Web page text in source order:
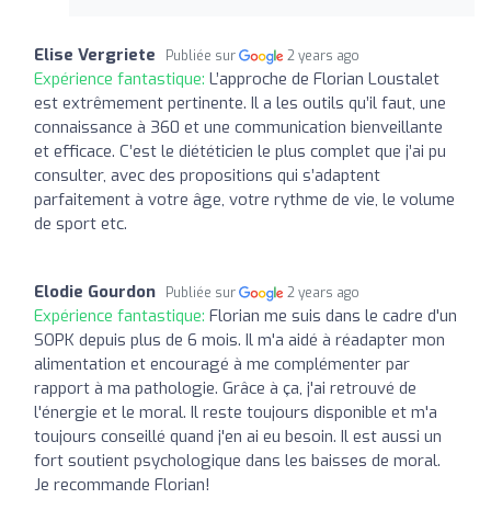
Elise Vergriete Publiée sur 2 years ago
Expérience fantastique: L’approche de Florian Loustalet
est extrêmement pertinente. Il a les outils qu’il faut, une
connaissance à 360 et une communication bienveillante
et efficace. C’est le diététicien le plus complet que j’ai pu
consulter, avec des propositions qui s’adaptent
parfaitement à votre âge, votre rythme de vie, le volume
de sport etc.
Elodie Gourdon Publiée sur 2 years ago
Expérience fantastique: Florian me suis dans le cadre d'un
SOPK depuis plus de 6 mois. Il m'a aidé à réadapter mon
alimentation et encouragé à me complémenter par
rapport à ma pathologie. Grâce à ça, j'ai retrouvé de
l'énergie et le moral. Il reste toujours disponible et m'a
toujours conseillé quand j'en ai eu besoin. Il est aussi un
fort soutient psychologique dans les baisses de moral.
Je recommande Florian!